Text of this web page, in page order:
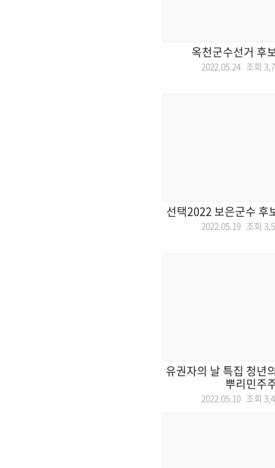
옥천군수선거 후
2022.05.24 조회
선택2022 보은군수 후
2022.05.19 조회
유권자의 날 특집 청년
뿌리민주
2022.05.10 조회